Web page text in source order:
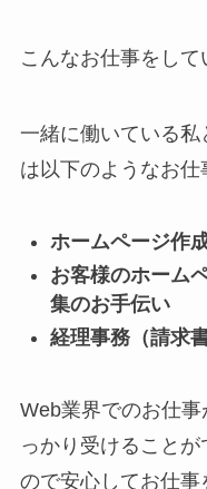
こんなお仕事をして
一緒に働いている
は以下のようなお仕
ホームページ作
お客様のホーム
集のお手伝い
経理事務（請求
Web業界でのお仕
っかり受けること
ので安心してお仕事